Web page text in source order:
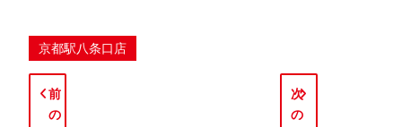
京都駅八条口店
前
の
次
の